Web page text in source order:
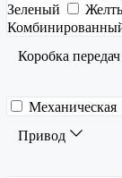
Зеленый
Коробка передач
Механическая
Привод